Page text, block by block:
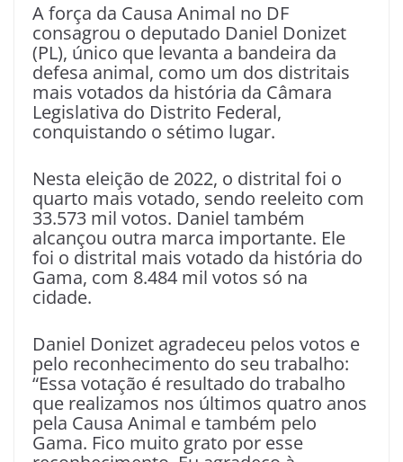
A força da Causa Animal no DF
consagrou o deputado Daniel Donizet
(PL), único que levanta a bandeira da
defesa animal, como um dos distritais
mais votados da história da Câmara
Legislativa do Distrito Federal,
conquistando o sétimo lugar.
Nesta eleição de 2022, o distrital foi o
quarto mais votado, sendo reeleito com
33.573 mil votos. Daniel também
alcançou outra marca importante. Ele
foi o distrital mais votado da história do
Gama, com 8.484 mil votos só na
cidade.
Daniel Donizet agradeceu pelos votos e
pelo reconhecimento do seu trabalho:
“Essa votação é resultado do trabalho
que realizamos nos últimos quatro anos
pela Causa Animal e também pelo
Gama. Fico muito grato por esse